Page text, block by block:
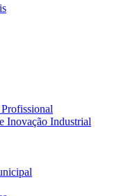
Inovação Industrial